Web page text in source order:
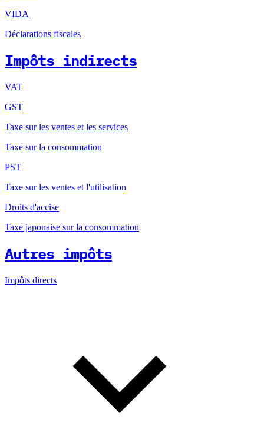
VIDA
Déclarations fiscales
Impôts indirects
VAT
GST
Taxe sur les ventes et les services
Taxe sur la consommation
PST
Taxe sur les ventes et l'utilisation
Droits d'accise
Taxe japonaise sur la consommation
Autres impôts
Impôts directs